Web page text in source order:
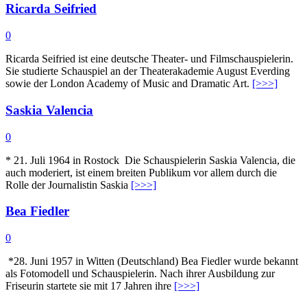
Ricarda Seifried
0
Ricarda Seifried ist eine deutsche Theater- und Filmschauspielerin.
Sie studierte Schauspiel an der Theaterakademie August Everding
sowie der London Academy of Music and Dramatic Art. [>>>]
Saskia Valencia
0
* 21. Juli 1964 in Rostock Die Schauspielerin Saskia Valencia, die
auch moderiert, ist einem breiten Publikum vor allem durch die
Rolle der Journalistin Saskia [>>>]
Bea Fiedler
0
*28. Juni 1957 in Witten (Deutschland) Bea Fiedler wurde bekannt
als Fotomodell und Schauspielerin. Nach ihrer Ausbildung zur
Friseurin startete sie mit 17 Jahren ihre [>>>]